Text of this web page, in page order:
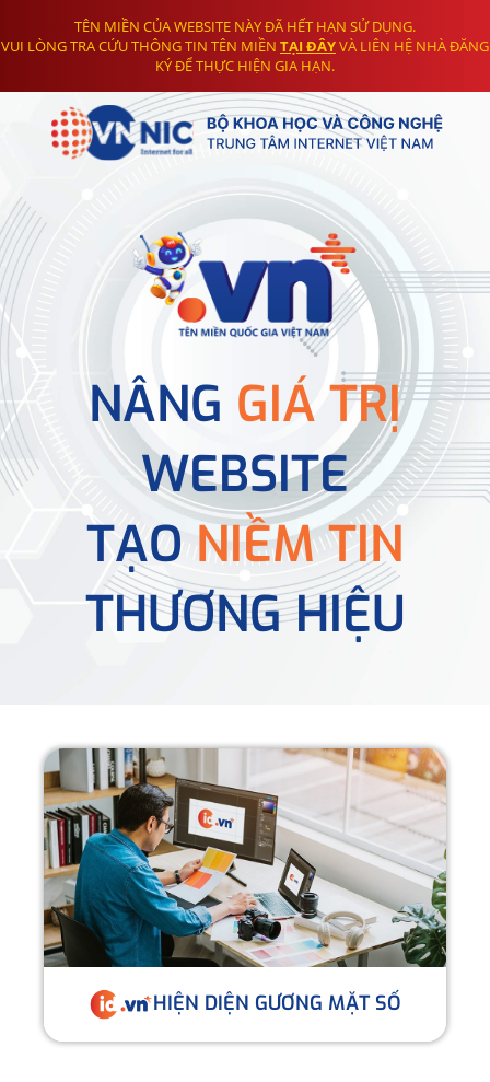
TÊN MIỀN CỦA WEBSITE NÀY ĐÃ HẾT HẠN SỬ DỤNG.
VUI LÒNG TRA CỨU THÔNG TIN TÊN MIỀN TẠI ĐÂYVÀ LIÊN HỆ NHÀ ĐĂNG
KÝ ĐỂ THỰC HIỆN GIA HẠN.
NÂNG GIÁ TRỊ
WEBSITE
TẠONIỀM TIN
THƯƠNG HIỆU
HIỆN DIỆN GƯƠNG MẶT SỐ